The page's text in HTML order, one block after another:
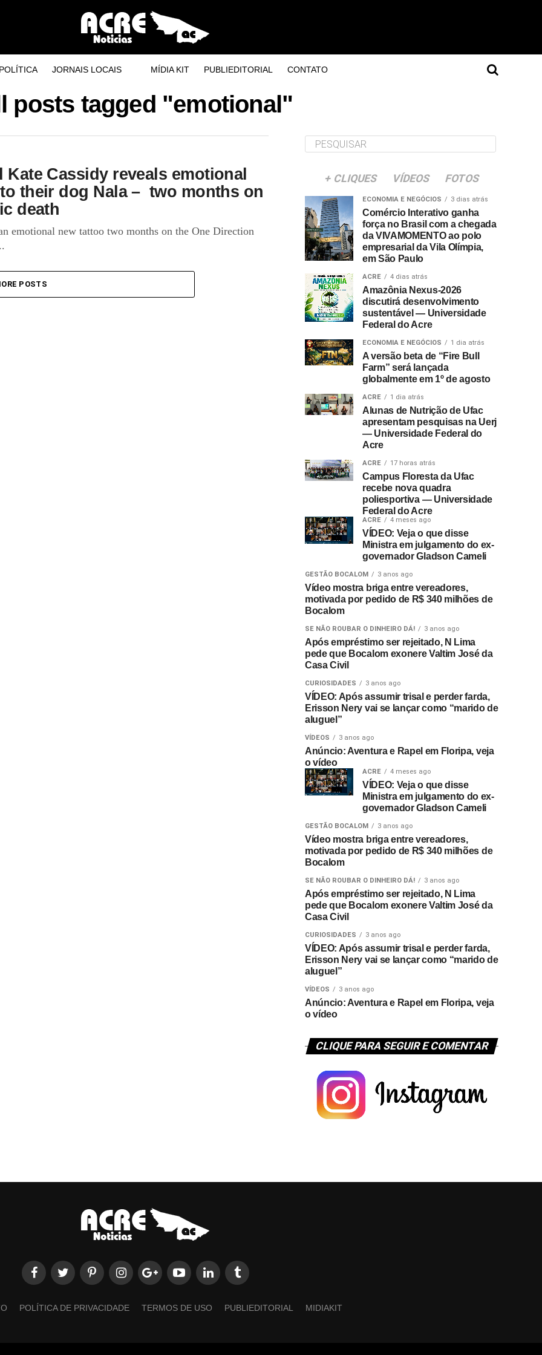
JORNAIS LOCAIS MÍDIA KIT PUBLIEDITORIAL CONTATO
posts tagged "emotional"
Cassidy reveals emotional
their dog Nala – two months on
death
emotional new tattoo two months on the One Direction
POSTS
+ CLIQUES VÍDEOS FOTOS
ECONOMIA E NEGÓCIOS 3 dias atrás
Comércio Interativo ganha
força no Brasil com a chegada
da VIVAMOMENTO ao polo
empresarial da Vila Olímpia,
em São Paulo
ACRE 4 dias atrás
Amazônia Nexus-2026
discutirá desenvolvimento
sustentável — Universidade
Federal do Acre
ECONOMIA E NEGÓCIOS 1 dia atrás
A versão beta de “Fire Bull
Farm” será lançada
globalmente em 1º de agosto
ACRE 1 dia atrás
Alunas de Nutrição de Ufac
apresentam pesquisas na Uerj
— Universidade Federal do
Acre
ACRE 17 horas atrás
Campus Floresta da Ufac
recebe nova quadra
poliesportiva — Universidade
Federal do Acre
ACRE 4 meses ago
VÍDEO: Veja o que disse
Ministra em julgamento do ex-
governador Gladson Cameli
GESTÃO BOCALOM 3 anos ago
Vídeo mostra briga entre vereadores,
motivada por pedido de R$ 340 milhões de
Bocalom
SE NÃO ROUBAR O DINHEIRO DÁ! 3 anos ago
Após empréstimo ser rejeitado, N Lima
pede que Bocalom exonere Valtim José da
Casa Civil
CURIOSIDADES 3 anos ago
VÍDEO: Após assumir trisal e perder farda,
Erisson Nery vai se lançar como “marido de
aluguel”
VÍDEOS 3 anos ago
Anúncio: Aventura e Rapel em Floripa, veja
o vídeo
ACRE 4 meses ago
VÍDEO: Veja o que disse
Ministra em julgamento do ex-
governador Gladson Cameli
GESTÃO BOCALOM 3 anos ago
Vídeo mostra briga entre vereadores,
motivada por pedido de R$ 340 milhões de
Bocalom
SE NÃO ROUBAR O DINHEIRO DÁ! 3 anos ago
Após empréstimo ser rejeitado, N Lima
pede que Bocalom exonere Valtim José da
Casa Civil
CURIOSIDADES 3 anos ago
VÍDEO: Após assumir trisal e perder farda,
Erisson Nery vai se lançar como “marido de
aluguel”
VÍDEOS 3 anos ago
Anúncio: Aventura e Rapel em Floripa, veja
o vídeo
CLIQUE PARA SEGUIR E COMENTAR
POLÍTICA DE PRIVACIDADE TERMOS DE USO PUBLIEDITORIAL MIDIAKIT